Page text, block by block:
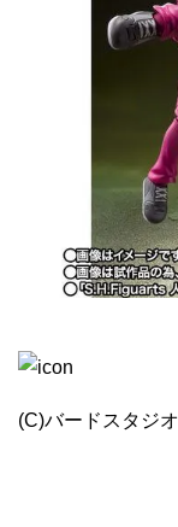
(C)バードスタジ